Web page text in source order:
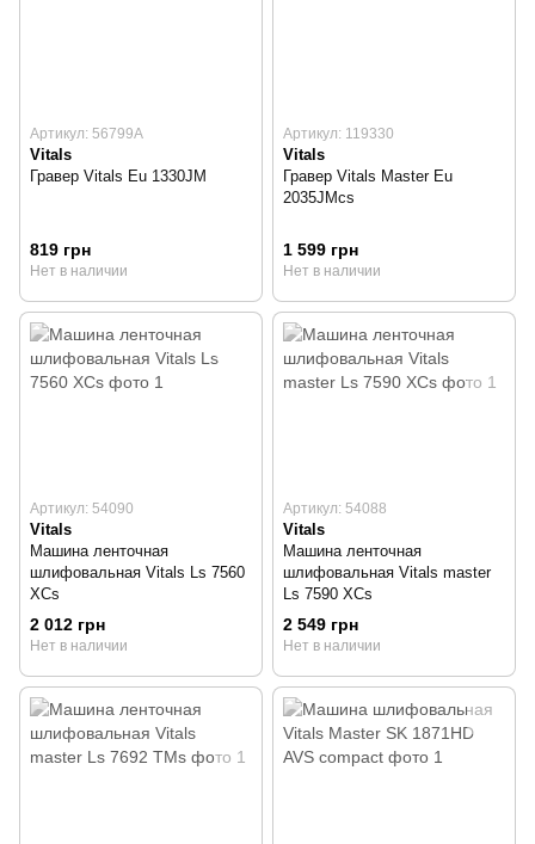
Артикул: 56799A
Vitals
Гравер Vitals Eu 1330JM
819 грн
Нет в наличии
Артикул: 119330
Vitals
Гравер Vitals Master Eu
2035JMcs
1 599 грн
Нет в наличии
Артикул: 54090
Vitals
Машина ленточная
шлифовальная Vitals Ls 7560
XCs
2 012 грн
Нет в наличии
Артикул: 54088
Vitals
Машина ленточная
шлифовальная Vitals master
Ls 7590 XCs
2 549 грн
Нет в наличии